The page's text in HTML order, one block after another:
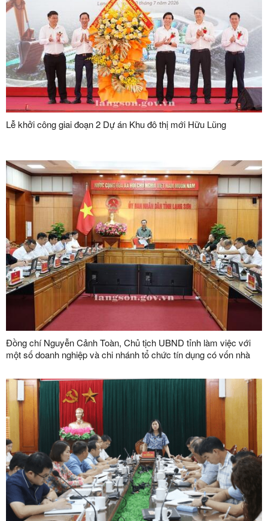
Lễ khởi công giai đoạn 2 Dự án Khu đô thị mới Hữu Lũng
Đồng chí Nguyễn Cảnh Toàn, Chủ tịch UBND tỉnh làm việc với
một số doanh nghiệp và chi nhánh tổ chức tín dụng có vốn nhà